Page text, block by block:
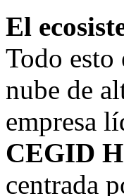
El
Todo esto
nube de
empresa
CEGID
centrada